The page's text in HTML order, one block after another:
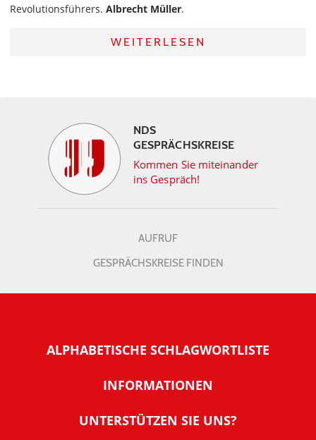
Revolutionsführers. Albrecht Müller.
WEITERLESEN
NDS
GESPRÄCHSKREISE
Kommen Sie miteinander
ins Gespräch!
AUFRUF
GESPRÄCHSKREISE FINDEN
ALPHABETISCHE SCHLAGWORTLISTE
INFORMATIONEN
Warum NachDenkSeiten
UNTERSTÜTZEN SIE UNS?